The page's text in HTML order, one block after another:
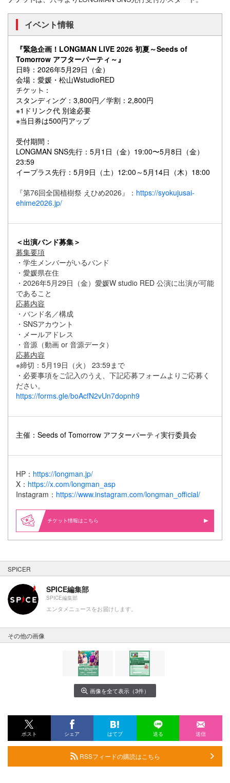
イベント情報
『緊急企画！LONGMAN LIVE 2026 初夏～Seeds of
Tomorrow アフターパーティ～』
日時：2026年5月29日（金）
会場：愛媛・松山WstudioRED
：
スタンディング：3,800円／学割：2,800円
※1ドリンク代 別途必要
※当日券は500円アップ
受付期間：
LONGMAN SNS先行：5月1日（金）19:00〜5月8日（金）
23:59
イープラス先行：5月9日（土）12:00～5月14日（木）18:00
『第76回全国植樹祭 えひめ2026』： https://syokujusai-
ehime2026.jp/
＜出演バンド募集＞
募集要項
・学生メンバーがいるバンド
・愛媛県在住
・2026年5月29日（金）愛媛W studio RED 公演に出演が可能
であること
応募内容​
・バンド名／構成
・SNSアカウント
・メールアドレス
・音源（動画 or 音源データ）
応募内容
※締切：5月19日（火） 23:59まで
・必要事項をご記入のうえ、下記応募フォームよりご応募く
ださい。
https://forms.gle/boAcfN2vUn7dopnh9
主催：Seeds of Tomorrow アフターパーティ実行委員会
HP： https://longman.jp/
X： https://x.com/longman_asp
Instagram： https://www.instagram.com/longman_official/
情報はこちら
SPICER
SPICE編集部
SPICE編集部
エンタメニュースをお届けします。
その他の画像
画像を全て表示（3件）
ポスト シェア はてブ 送る 送信
RSSフィードの購読はこちら